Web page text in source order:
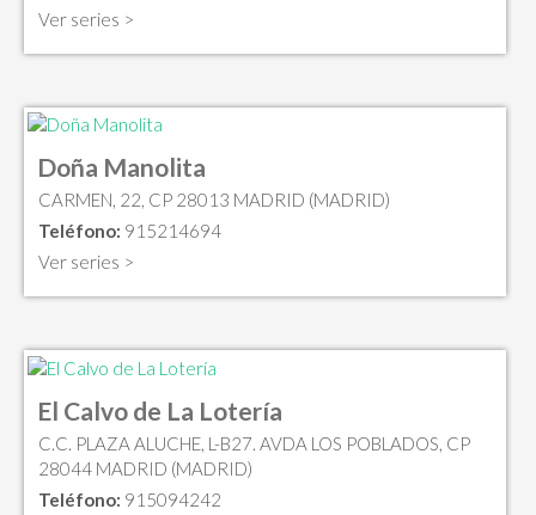
Ver series >
Doña Manolita
CARMEN, 22, CP 28013 MADRID (MADRID)
Teléfono: 915214694
Ver series >
El Calvo de La Lotería
C.C. PLAZA ALUCHE, L-B27. AVDA LOS POBLADOS, CP
28044 MADRID (MADRID)
Teléfono: 915094242